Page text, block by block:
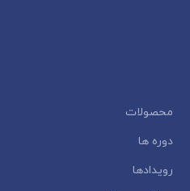
محصولات
دوره ها
رویدادها